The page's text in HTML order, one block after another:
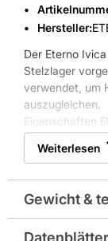
Hersteller:
Der Eterno
Stelzlager
verwendet, um
auszugleichen.
Eigenschaften
* DN: 110 mm
*
* starke
* schneller
* gute
Weiterlesen
Gewicht &
Datenblätter